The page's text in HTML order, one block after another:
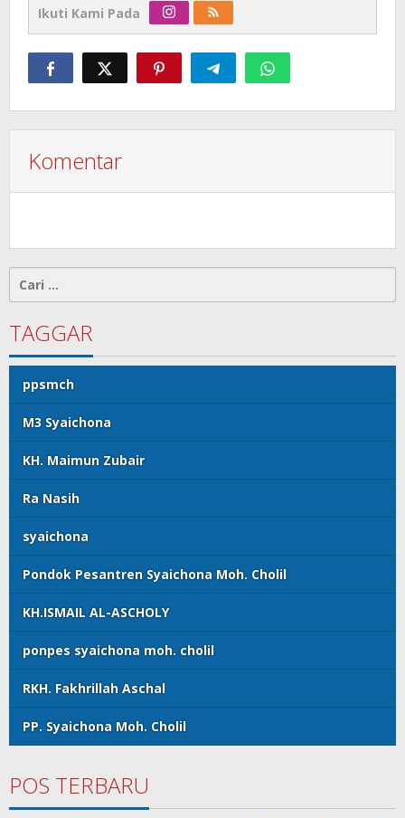
Ikuti Kami Pada
Komentar
untuk:
TAGGAR
ppsmch
M3 Syaichona
KH. Maimun Zubair
Ra Nasih
syaichona
Pondok Pesantren Syaichona Moh. Cholil
KH.ISMAIL AL-ASCHOLY
ponpes syaichona moh. cholil
RKH. Fakhrillah Aschal
PP. Syaichona Moh. Cholil
POS TERBARU